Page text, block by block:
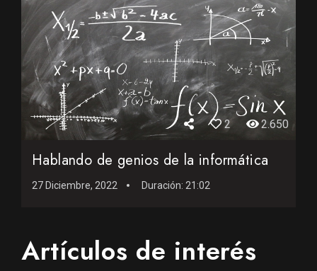
2 2.650
Hablando de genios de la informática
27 Diciembre, 2022 Duración: 21:02
Artículos de interés